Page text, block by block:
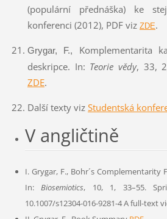
(populární přednáška) ke
konferenci (2012), PDF viz ZDE.
Grygar, F., Komplementarita
deskripce. In: Teorie vědy, 33,
ZDE.
Další texty viz Studentská
V angličtině
I. Grygar, F., Bohr´s Complementarity
In:Biosemiotics, 10, 1, 33–55.
10.1007/s12304-016-9281-4 A full-text